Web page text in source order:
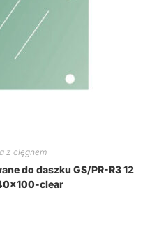
z cięgnem
do daszku GS/PR-R3 12
clear